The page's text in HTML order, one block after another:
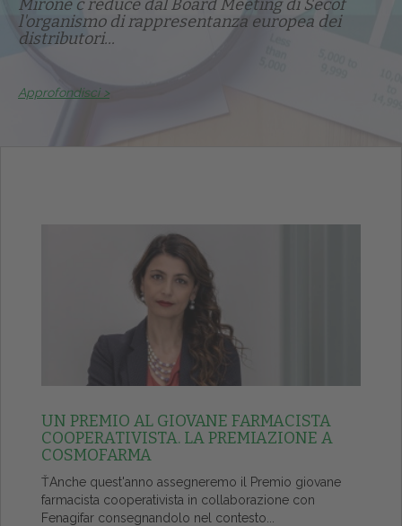
Mirone č reduce dal Board Meeting di Secof
l'organismo di rappresentanza europea dei
distributori...
Approfondisci >
UN PREMIO AL GIOVANE FARMACISTA
COOPERATIVISTA. LA PREMIAZIONE A
COSMOFARMA
ŤAnche quest'anno assegneremo il Premio giovane
farmacista cooperativista in collaborazione con
Fenagifar consegnandolo nel contesto...